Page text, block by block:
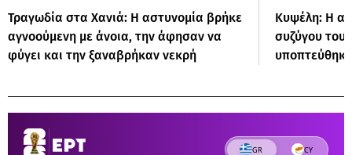
Τραγωδία στα Χανιά: Η αστυνομία βρήκε
αγνοούμενη με άνοια, την άφησαν να
φύγει και την ξαναβρήκαν νεκρή
Κυψέλη: Η
συζύγου του